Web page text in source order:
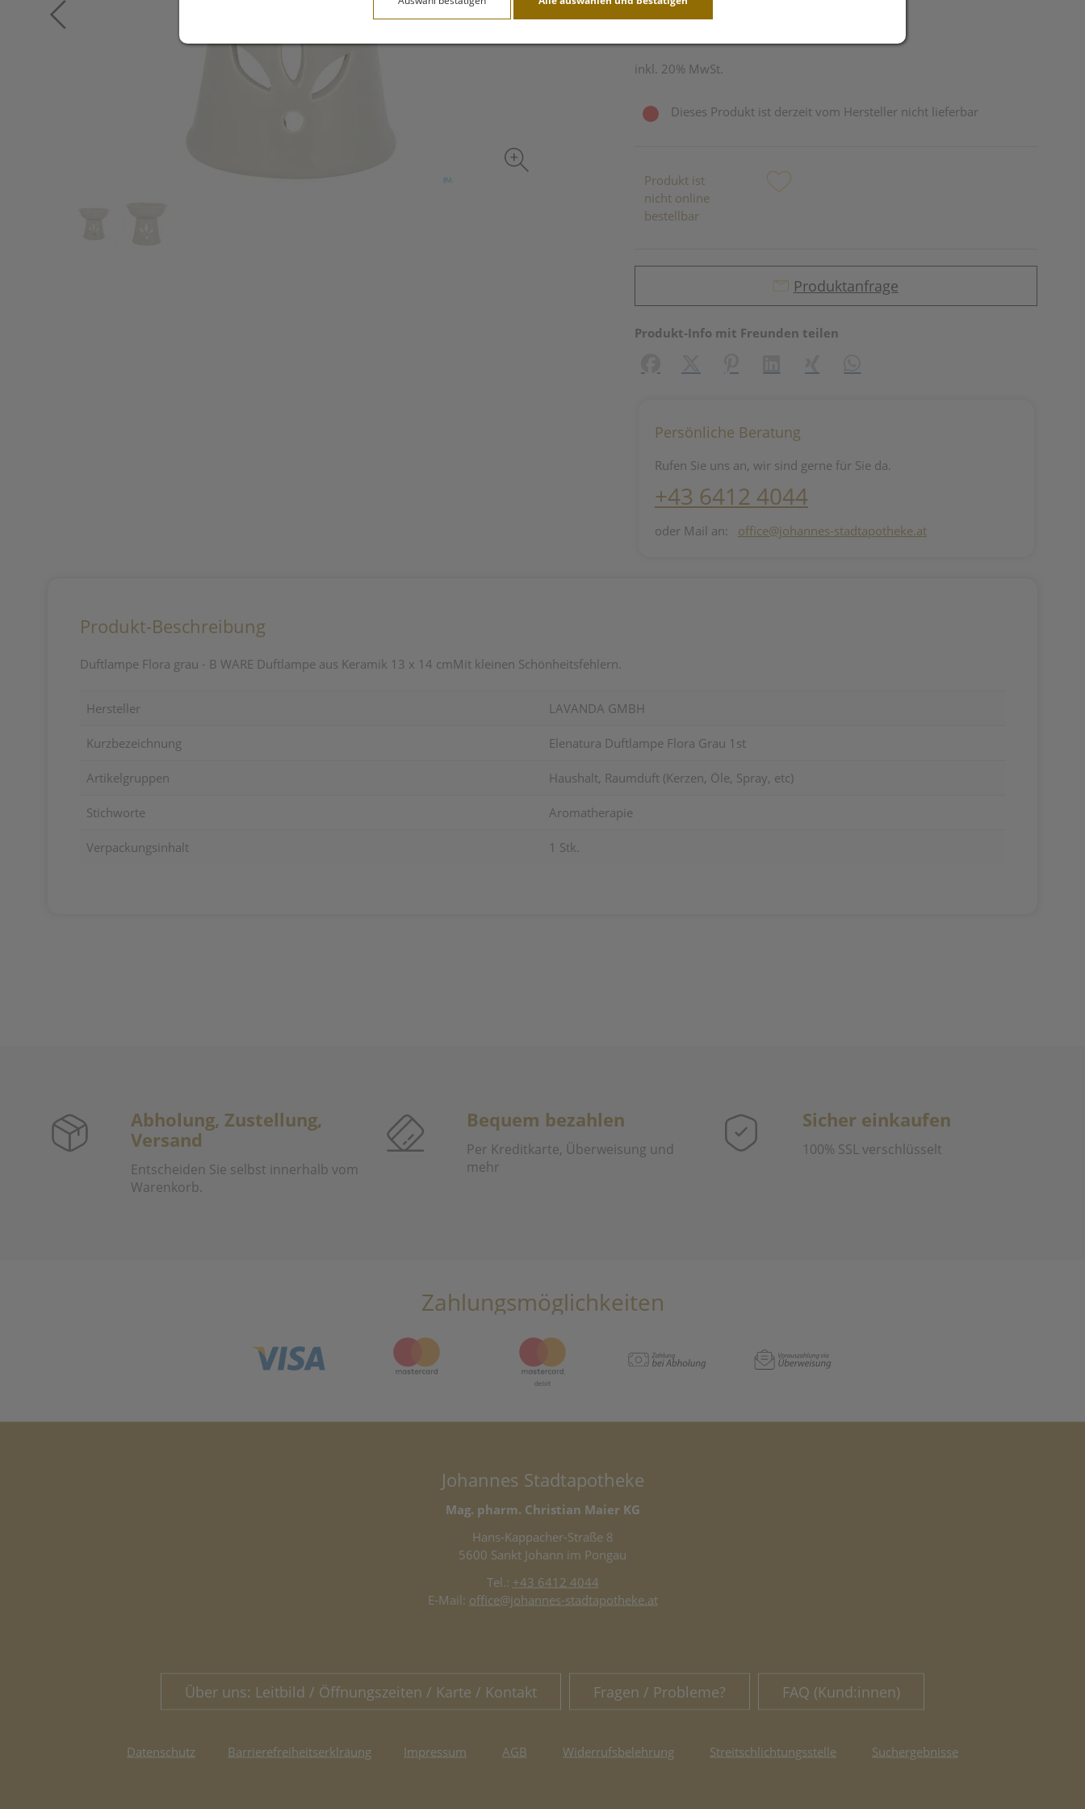
inkl. 20% MwSt.
Dieses Produkt ist derzeit vom Hersteller nicht lieferbar
Produkt ist
nicht online
bestellbar
Produktanfrage
Produkt-Info mit Freunden teilen
Persönliche Beratung
Rufen Sie uns an, wir sind gerne für Sie da.
+43 6412 4044
oder Mail an: office@johannes-stadtapotheke.at
Produkt-Beschreibung
Duftlampe Flora grau - B WARE Duftlampe aus Keramik 13 x 14 cmMit kleinen Schönheitsfehlern.
Hersteller LAVANDA GMBH
Kurzbezeichnung Elenatura Duftlampe Flora Grau 1st
Artikelgruppen Haushalt, Raumduft (Kerzen, Öle, Spray, etc)
Stichworte Aromatherapie
Verpackungsinhalt 1 Stk.
Abholung, Zustellung,
Versand
Entscheiden Sie selbst innerhalb vom
Warenkorb.
Bequem bezahlen
Per Kreditkarte, Überweisung und
mehr
Sicher einkaufen
100% SSL verschlüsselt
Zahlungsmöglichkeiten
Johannes Stadtapotheke
Mag. pharm. Christian Maier KG
Hans-Kappacher-Straße 8
5600 Sankt Johann im Pongau
Tel.: +43 6412 4044
E-Mail: office@johannes-stadtapotheke.at
Über uns: Leitbild / Öffnungszeiten / Karte / Kontakt Fragen / Probleme? FAQ (Kund:innen)
Datenschutz Barrierefreiheitserklräung Impressum AGB Widerrufsbelehrung Streitschlichtungsstelle Suchergebnisse